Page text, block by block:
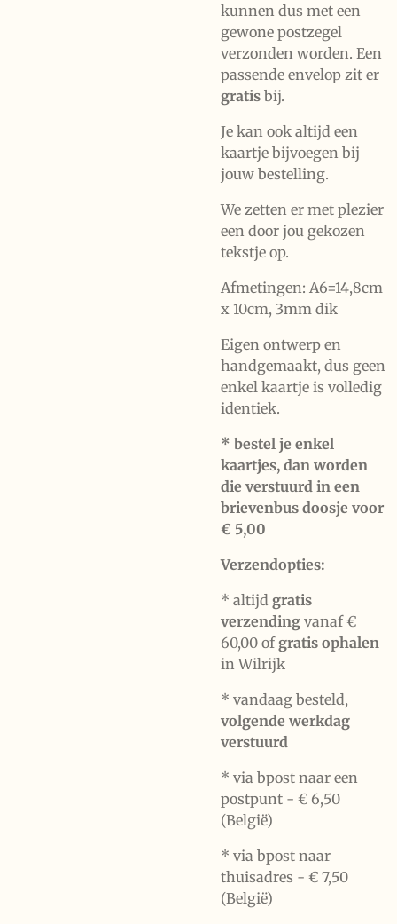
kunnen dus met een
gewone postzegel
verzonden worden. Een
passende envelop zit er
gratis bij.
Je kan ook altijd een
kaartje bijvoegen bij
jouw bestelling.
We zetten er met plezier
een door jou gekozen
tekstje op.
Afmetingen: A6=14,8cm
x 10cm, 3mm dik
Eigen ontwerp en
handgemaakt, dus geen
enkel kaartje is volledig
identiek.
* bestel je enkel
kaartjes, dan worden
die verstuurd in een
brievenbus doosje voor
€ 5,00
Verzendopties:
* altijd gratis
verzending vanaf €
60,00 ofgratis ophalen
in Wilrijk
* vandaag besteld,
volgende werkdag
verstuurd
* via bpost naar een
postpunt - € 6,50
(België)
* via bpost naar
thuisadres - € 7,50
(België)